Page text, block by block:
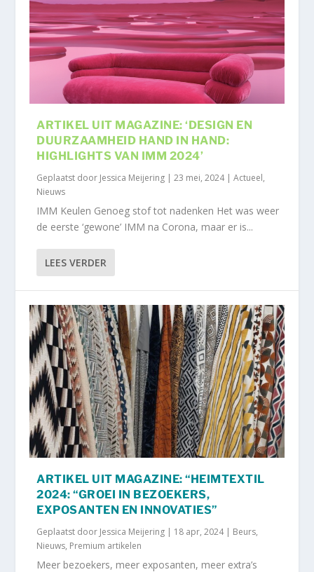
ARTIKEL UIT MAGAZINE: ‘DESIGN EN
DUURZAAMHEID HAND IN HAND:
HIGHLIGHTS VAN IMM 2024’
Geplaatst door Jessica Meijering |23 mei, 2024|Actueel,
Nieuws
IMM Keulen Genoeg stof tot nadenken Het was weer
de eerste ‘gewone’ IMM na Corona, maar er is...
LEES VERDER
ARTIKEL UIT MAGAZINE: “HEIMTEXTIL
2024: “GROEI IN BEZOEKERS,
EXPOSANTEN EN INNOVATIES”
Geplaatst door Jessica Meijering | 18 apr, 2024| Beurs,
Nieuws, Premium artikelen
Meer bezoekers, meer exposanten, meer extra’s